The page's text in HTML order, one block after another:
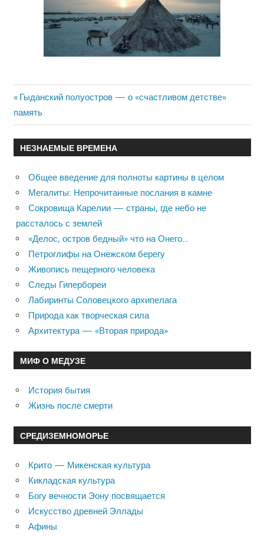
Навигация
по
записям
Previous
Post:
Гыданский полуостров — о «счастливом детстве»
память
НЕЗНАЕМЫЕ ВРЕМЕНА
Общее введение для полноты картины в целом
Мегалиты: Непрочитанные послания в камне
Сокровища Карелии — страны, где небо не
рассталось с землей
«Делос, остров бедный» что на Онего…
Петроглифы на Онежском берегу
Живопись пещерного человека
Следы Гипербореи
Лабиринты Соловецкого архипелага
Природа как творческая сила
Архитектура — «Вторая природа»
МИФ О МЕДУЗЕ
История бытия
Жизнь после смерти
СРЕДИЗЕМНОМОРЬЕ
Крито — Микенская культура
Кикладская культура
Богу вечности Эону посвящается
Искусство древней Эллады
Афины